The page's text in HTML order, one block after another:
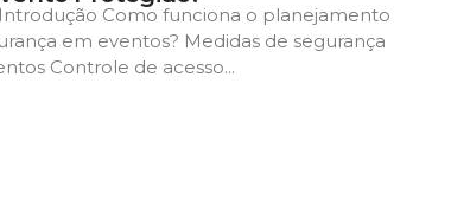
Como funciona o planejamento
em eventos? Medidas de segurança
Controle de acesso...